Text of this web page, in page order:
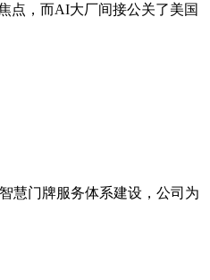
点，而AI大厂间接公关了美国
慧门牌服务体系建设，公司为